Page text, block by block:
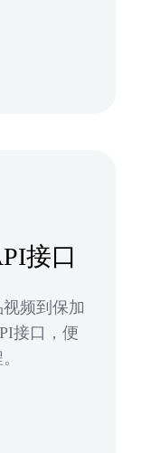
接口
频到保加
接口，便